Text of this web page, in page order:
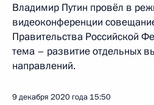
Владимир Путин провёл в
видеоконференции
Правительства Российской
тема – развитие отдельных
направлений.
9 декабря 2020 года 15:50